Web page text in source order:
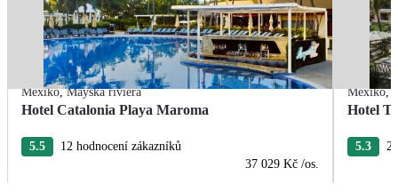
Mexiko,Mayská riviéra
Hotel Catalonia Playa Maroma
5.5
12 hodnocení zákazníků
37 029 Kč /os.
Mexiko,
Hotel
5.3